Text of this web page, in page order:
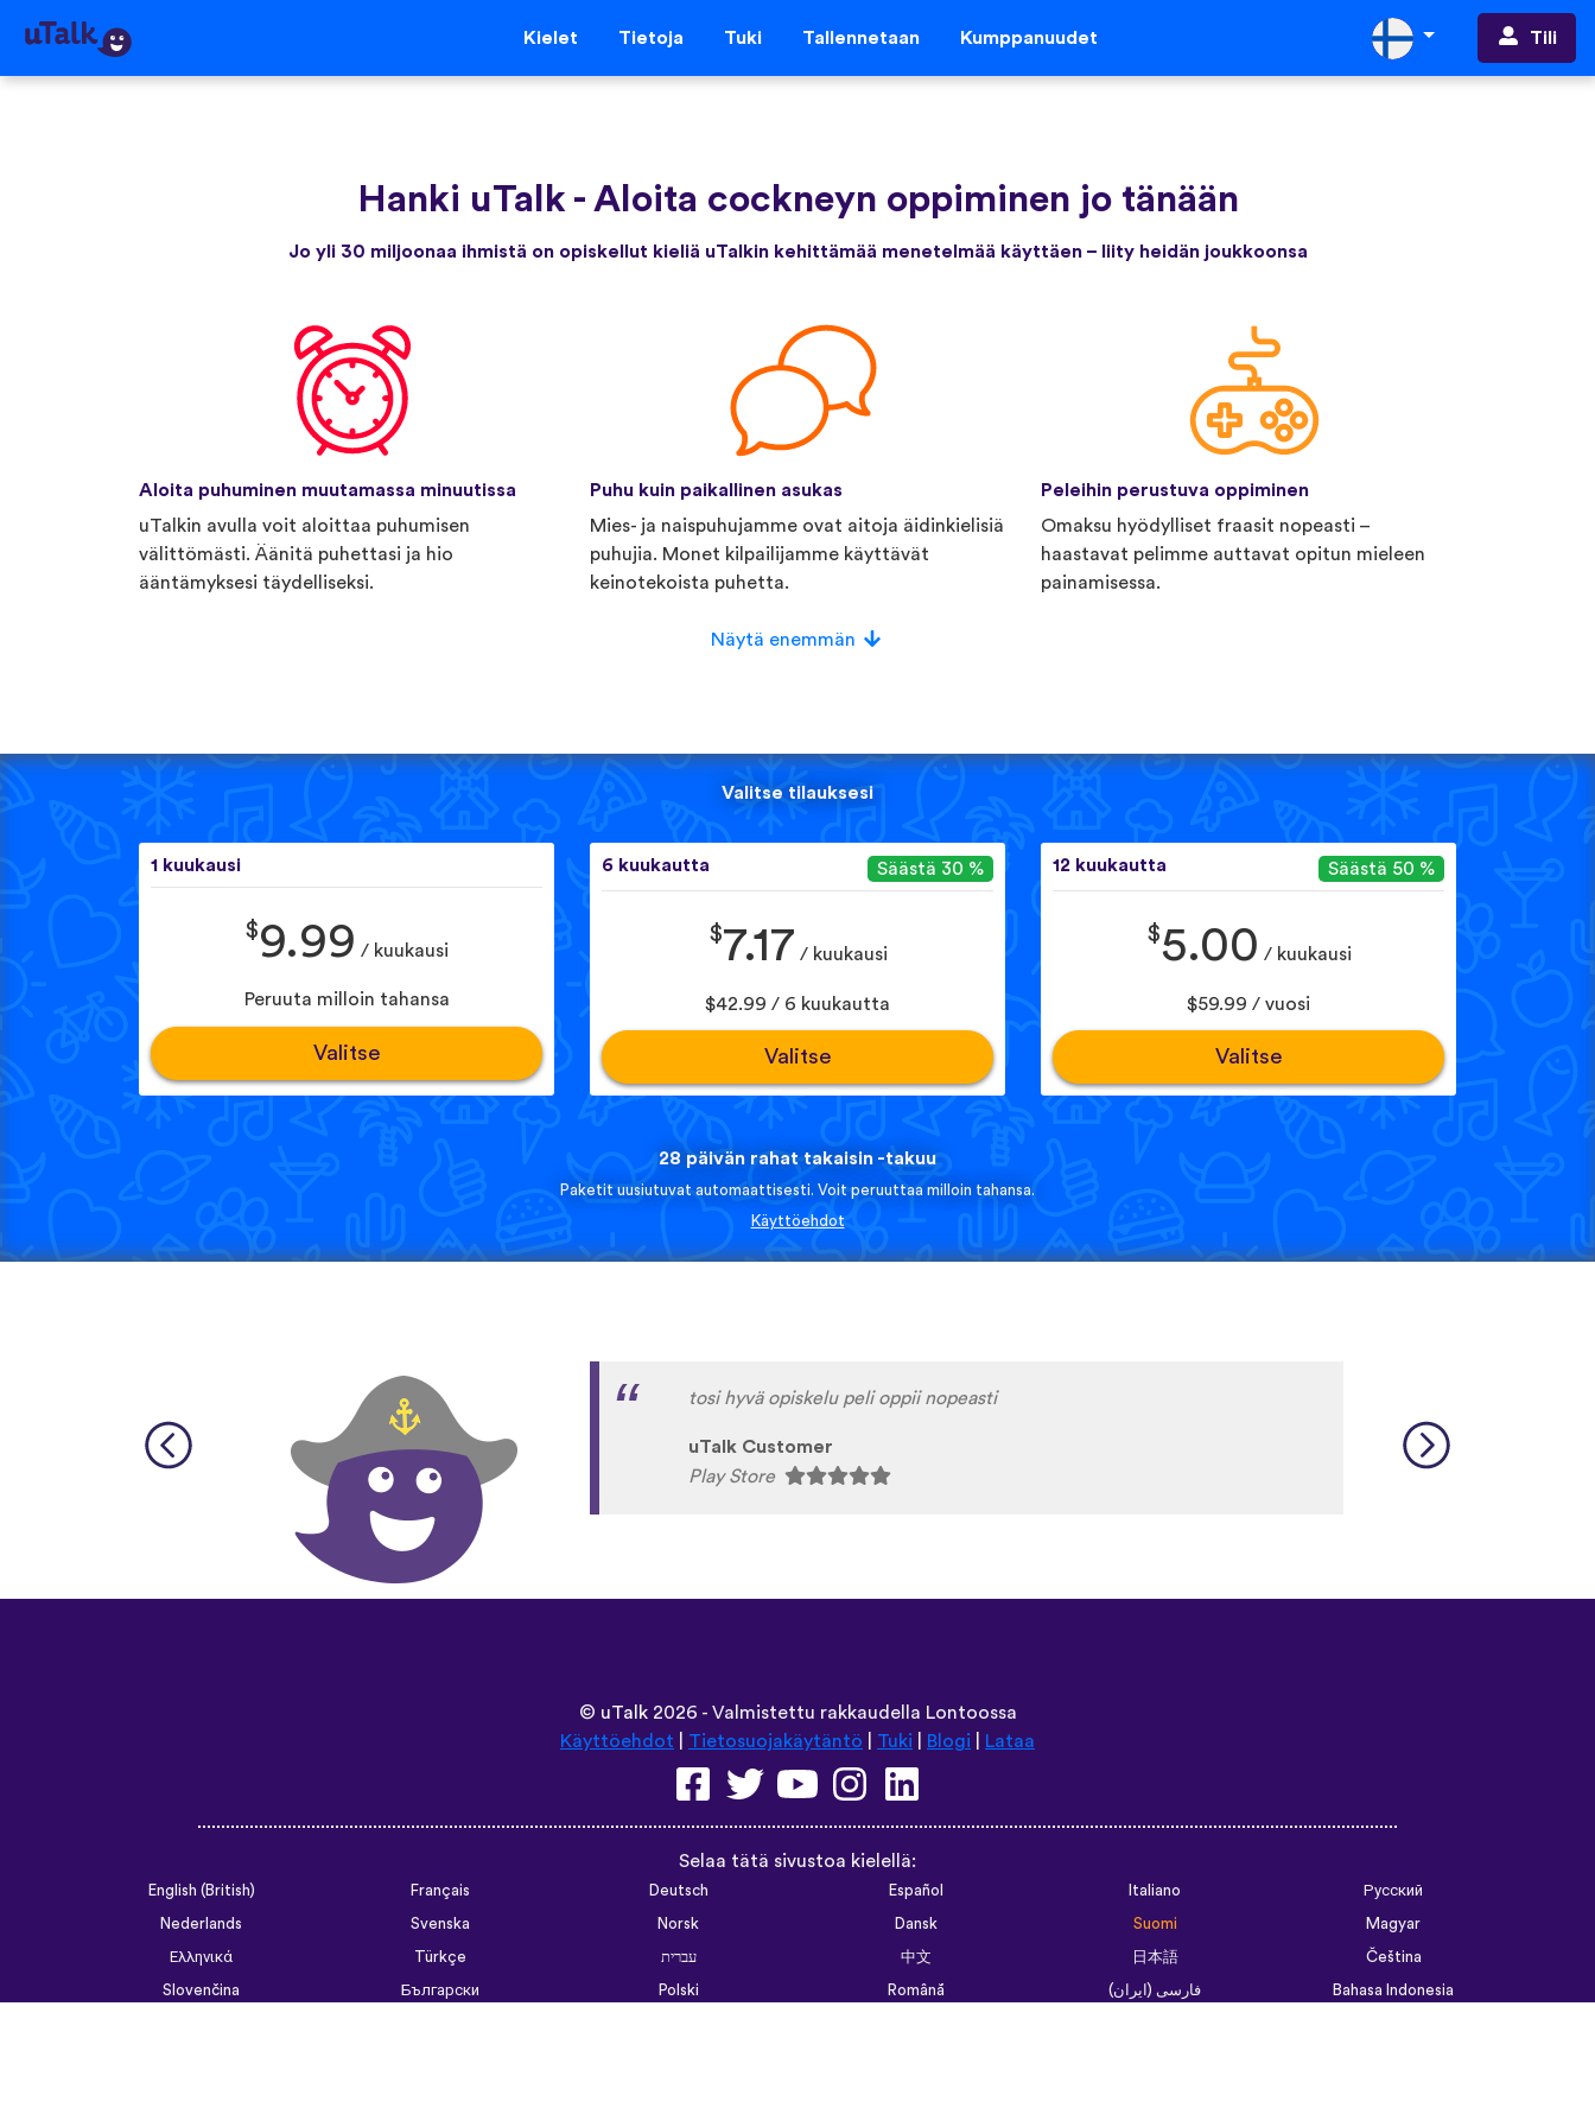
Kielet Tietoja Tuki Tallennetaan Kumppanuudet Tili
Hanki uTalk - Aloita cockneyn oppiminen jo tänään
Jo yli 30 miljoonaa ihmistä on opiskellut kieliä uTalkin kehittämää menetelmää käyttäen – liity heidän joukkoonsa
Aloita puhuminen muutamassa minuutissa
uTalkin avulla voit aloittaa puhumisen
välittömästi. Äänitä puhettasi ja hio
ääntämyksesi täydelliseksi.
Puhu kuin paikallinen asukas
Mies- ja naispuhujamme ovat aitoja äidinkielisiä
puhujia. Monet kilpailijamme käyttävät
keinotekoista puhetta.
Peleihin perustuva oppiminen
Omaksu hyödylliset fraasit nopeasti –
haastavat pelimme auttavat opitun mieleen
painamisessa.
Näytä enemmän
Valitse tilauksesi
1 kuukausi
$9.99 / kuukausi
Peruuta milloin tahansa
Valitse
6 kuukautta Säästä 30 %
$7.17 / kuukausi
$42.99 / 6 kuukautta
Valitse
12 kuukautta Säästä 50 %
$5.00 / kuukausi
$59.99 / vuosi
Valitse
28 päivän rahat takaisin -takuu
Paketit uusiutuvat automaattisesti. Voit peruuttaa milloin tahansa.
Käyttöehdot
It’s a fun language to learn. Simple and fun to use apap. But can i learn
AdityaMehta24
Käyttöehdot|Tietosuojakäytäntö|Tuki| Blogi|Lataa
Selaa tätä sivustoa kielellä:
Deutsch Español
Nederlands
Svenska Norsk Dansk Suomi
Magyar
Ελληνικά
Türkçe עברית 中文 日本語
Čeština
Slovenčina
Български Polski Română فارسی (ایران)
Bahasa Indonesia
ไทย
Tiếng Việt 한국어 Português do Brasil Українська
العربية الرسمية الحديثة